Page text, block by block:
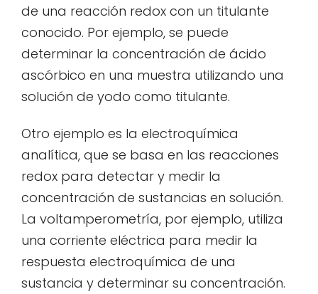
de una reacción redox con un titulante
conocido. Por ejemplo, se puede
determinar la concentración de ácido
ascórbico en una muestra utilizando una
solución de yodo como titulante.
Otro ejemplo es la electroquímica
analítica, que se basa en las reacciones
redox para detectar y medir la
concentración de sustancias en solución.
La voltamperometría, por ejemplo, utiliza
una corriente eléctrica para medir la
respuesta electroquímica de una
sustancia y determinar su concentración.